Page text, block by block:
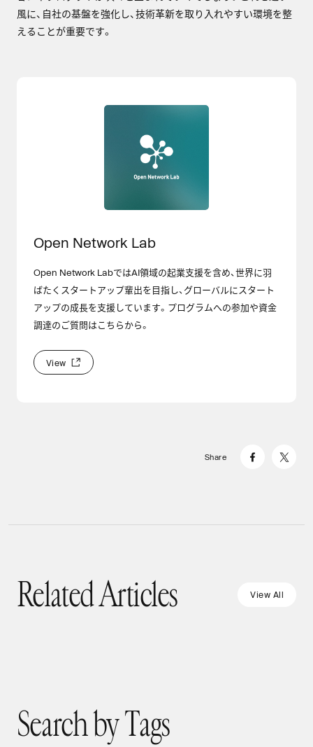
風に、自社の基盤を強化し、技術革新を取り入れやすい環境を整
えることが重要です。
Open Network Lab
Open Network LabではAI領域の起業支援を含め、世界に羽
ばたくスタートアップ輩出を目指し、グローバルにスタート
アップの成長を支援しています。プログラムへの参加や資金
調達のご質問はこちらから。
View
View
Share
Related Articles
RelatedArticles View All
# Technology # GII Segment
の「Token」を調達する新たなラウンド
2026.07.30
こと
ない？AIトラフィックの急増にメディアはどう
対処すべきか
【ClawCon Tokyo #2】OpenClaw創設者が東京
で語った、「AIエージェントの広がる未来」
Search by Tags
SearchbyTags